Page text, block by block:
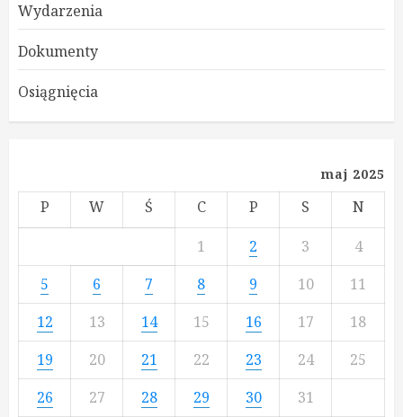
Wydarzenia
Dokumenty
Osiągnięcia
maj 2025
P W Ś C P S
N
1
2 3
4
5
6 7 8 9 10
11
12
13 14 15 16 17
18
19
20 21 22 23 24
25
26
27 28 29 30 31